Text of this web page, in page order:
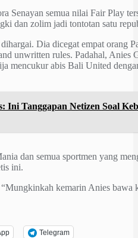
Senayan semua nilai Fair Play
dan zolim jadi tontotan satu
Dia dicegat empat orang
unwritten rules. Padahal, Anies
mencukur abis Bali United
Ini Tanggapan Netizen Soal
dan semua sportmen yang
ini.
kemarin Anies bawa
Telegram